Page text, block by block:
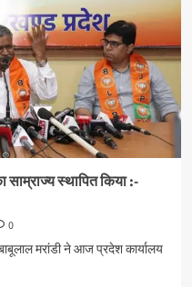
साम्राज्य स्थापित किया :-
0
मरांडी ने आज प्रदेश कार्यालय